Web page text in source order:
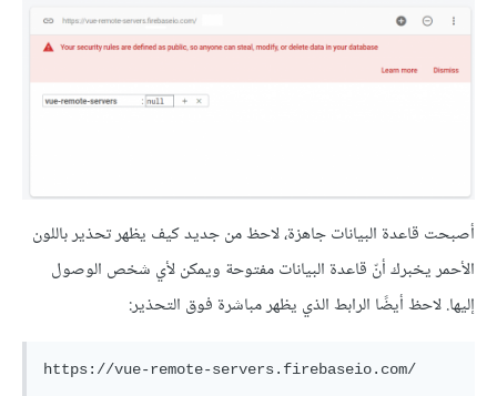
أصبحت قاعدة البيانات جاهزة، لاحظ من جديد كيف يظهر تحذير باللون
الأحمر يخبرك أنّ قاعدة البيانات مفتوحة ويمكن لأي شخص الوصول
إليها. لاحظ أيضًا الرابط الذي يظهر مباشرة فوق التحذير: